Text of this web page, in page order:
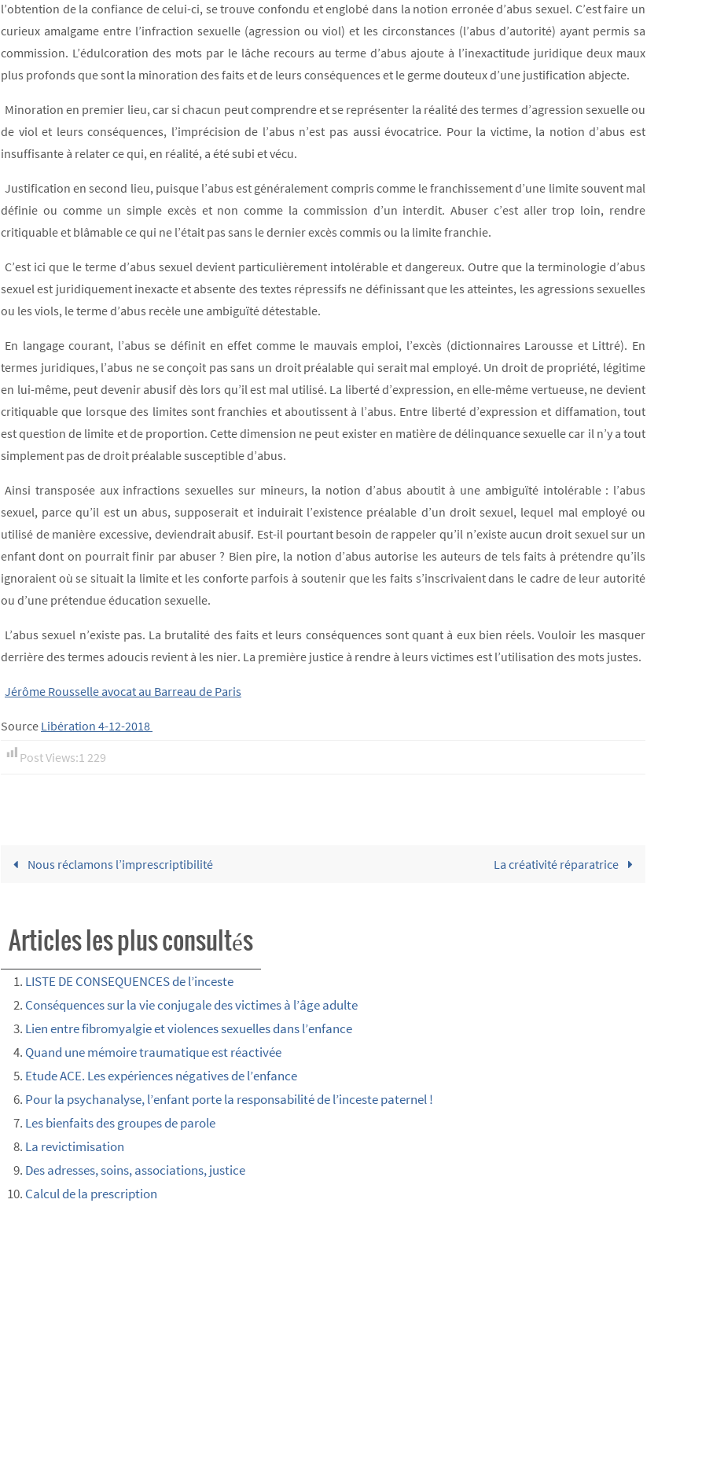
l’obtention de la confiance de celui-ci, se trouve confondu et englobé dans la notion erronée d’abus sexuel. C’est faire un
curieux amalgame entre l’infraction sexuelle (agression ou viol) et les circonstances (l’abus d’autorité) ayant permis sa
commission. L’édulcoration des mots par le lâche recours au terme d’abus ajoute à l’inexactitude juridique deux maux
plus profonds que sont la minoration des faits et de leurs conséquences et le germe douteux d’une justification abjecte.
Minoration en premier lieu, car si chacun peut comprendre et se représenter la réalité des termes d’agression sexuelle ou
de viol et leurs conséquences, l’imprécision de l’abus n’est pas aussi évocatrice. Pour la victime, la notion d’abus est
insuffisante à relater ce qui, en réalité, a été subi et vécu.
Justification en second lieu, puisque l’abus est généralement compris comme le franchissement d’une limite souvent mal
définie ou comme un simple excès et non comme la commission d’un interdit. Abuser c’est aller trop loin, rendre
critiquable et blâmable ce qui ne l’était pas sans le dernier excès commis ou la limite franchie.
C’est ici que le terme d’abus sexuel devient particulièrement intolérable et dangereux. Outre que la terminologie d’abus
sexuel est juridiquement inexacte et absente des textes répressifs ne définissant que les atteintes, les agressions sexuelles
ou les viols, le terme d’abus recèle une ambiguïté détestable.
En langage courant, l’abus se définit en effet comme le mauvais emploi, l’excès (dictionnaires Larousse et Littré). En
termes juridiques, l’abus ne se conçoit pas sans un droit préalable qui serait mal employé. Un droit de propriété, légitime
en lui-même, peut devenir abusif dès lors qu’il est mal utilisé. La liberté d’expression, en elle-même vertueuse, ne devient
critiquable que lorsque des limites sont franchies et aboutissent à l’abus. Entre liberté d’expression et diffamation, tout
est question de limite et de proportion. Cette dimension ne peut exister en matière de délinquance sexuelle car il n’y a tout
simplement pas de droit préalable susceptible d’abus.
Ainsi transposée aux infractions sexuelles sur mineurs, la notion d’abus aboutit à une ambiguïté intolérable : l’abus
sexuel, parce qu’il est un abus, supposerait et induirait l’existence préalable d’un droit sexuel, lequel mal employé ou
utilisé de manière excessive, deviendrait abusif. Est-il pourtant besoin de rappeler qu’il n’existe aucun droit sexuel sur un
enfant dont on pourrait finir par abuser ? Bien pire, la notion d’abus autorise les auteurs de tels faits à prétendre qu’ils
ignoraient où se situait la limite et les conforte parfois à soutenir que les faits s’inscrivaient dans le cadre de leur autorité
ou d’une prétendue éducation sexuelle.
L’abus sexuel n’existe pas. La brutalité des faits et leurs conséquences sont quant à eux bien réels. Vouloir les masquer
derrière des termes adoucis revient à les nier. La première justice à rendre à leurs victimes est l’utilisation des mots justes.
Jérôme Rousselle avocat au Barreau de Paris
Source Libération 4-12-2018
Post Views:1 229
Nous réclamons l’imprescriptibilité La créativité réparatrice
Articles les plus consultés
LISTE DE CONSEQUENCES de l’inceste
Conséquences sur la vie conjugale des victimes à l’âge adulte
Lien entre fibromyalgie et violences sexuelles dans l’enfance
Quand une mémoire traumatique est réactivée
Etude ACE. Les expériences négatives de l’enfance
Pour la psychanalyse, l’enfant porte la responsabilité de l’inceste paternel !
Les bienfaits des groupes de parole
La revictimisation
Des adresses, soins, associations, justice
Calcul de la prescription